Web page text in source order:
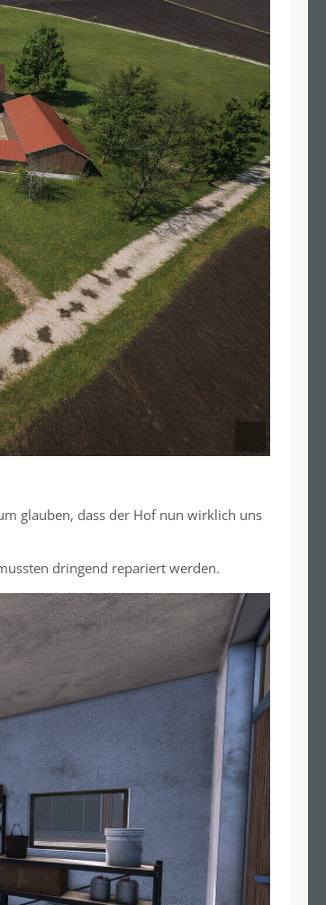
glauben, dass der Hof nun wirklich uns
dringend repariert werden.